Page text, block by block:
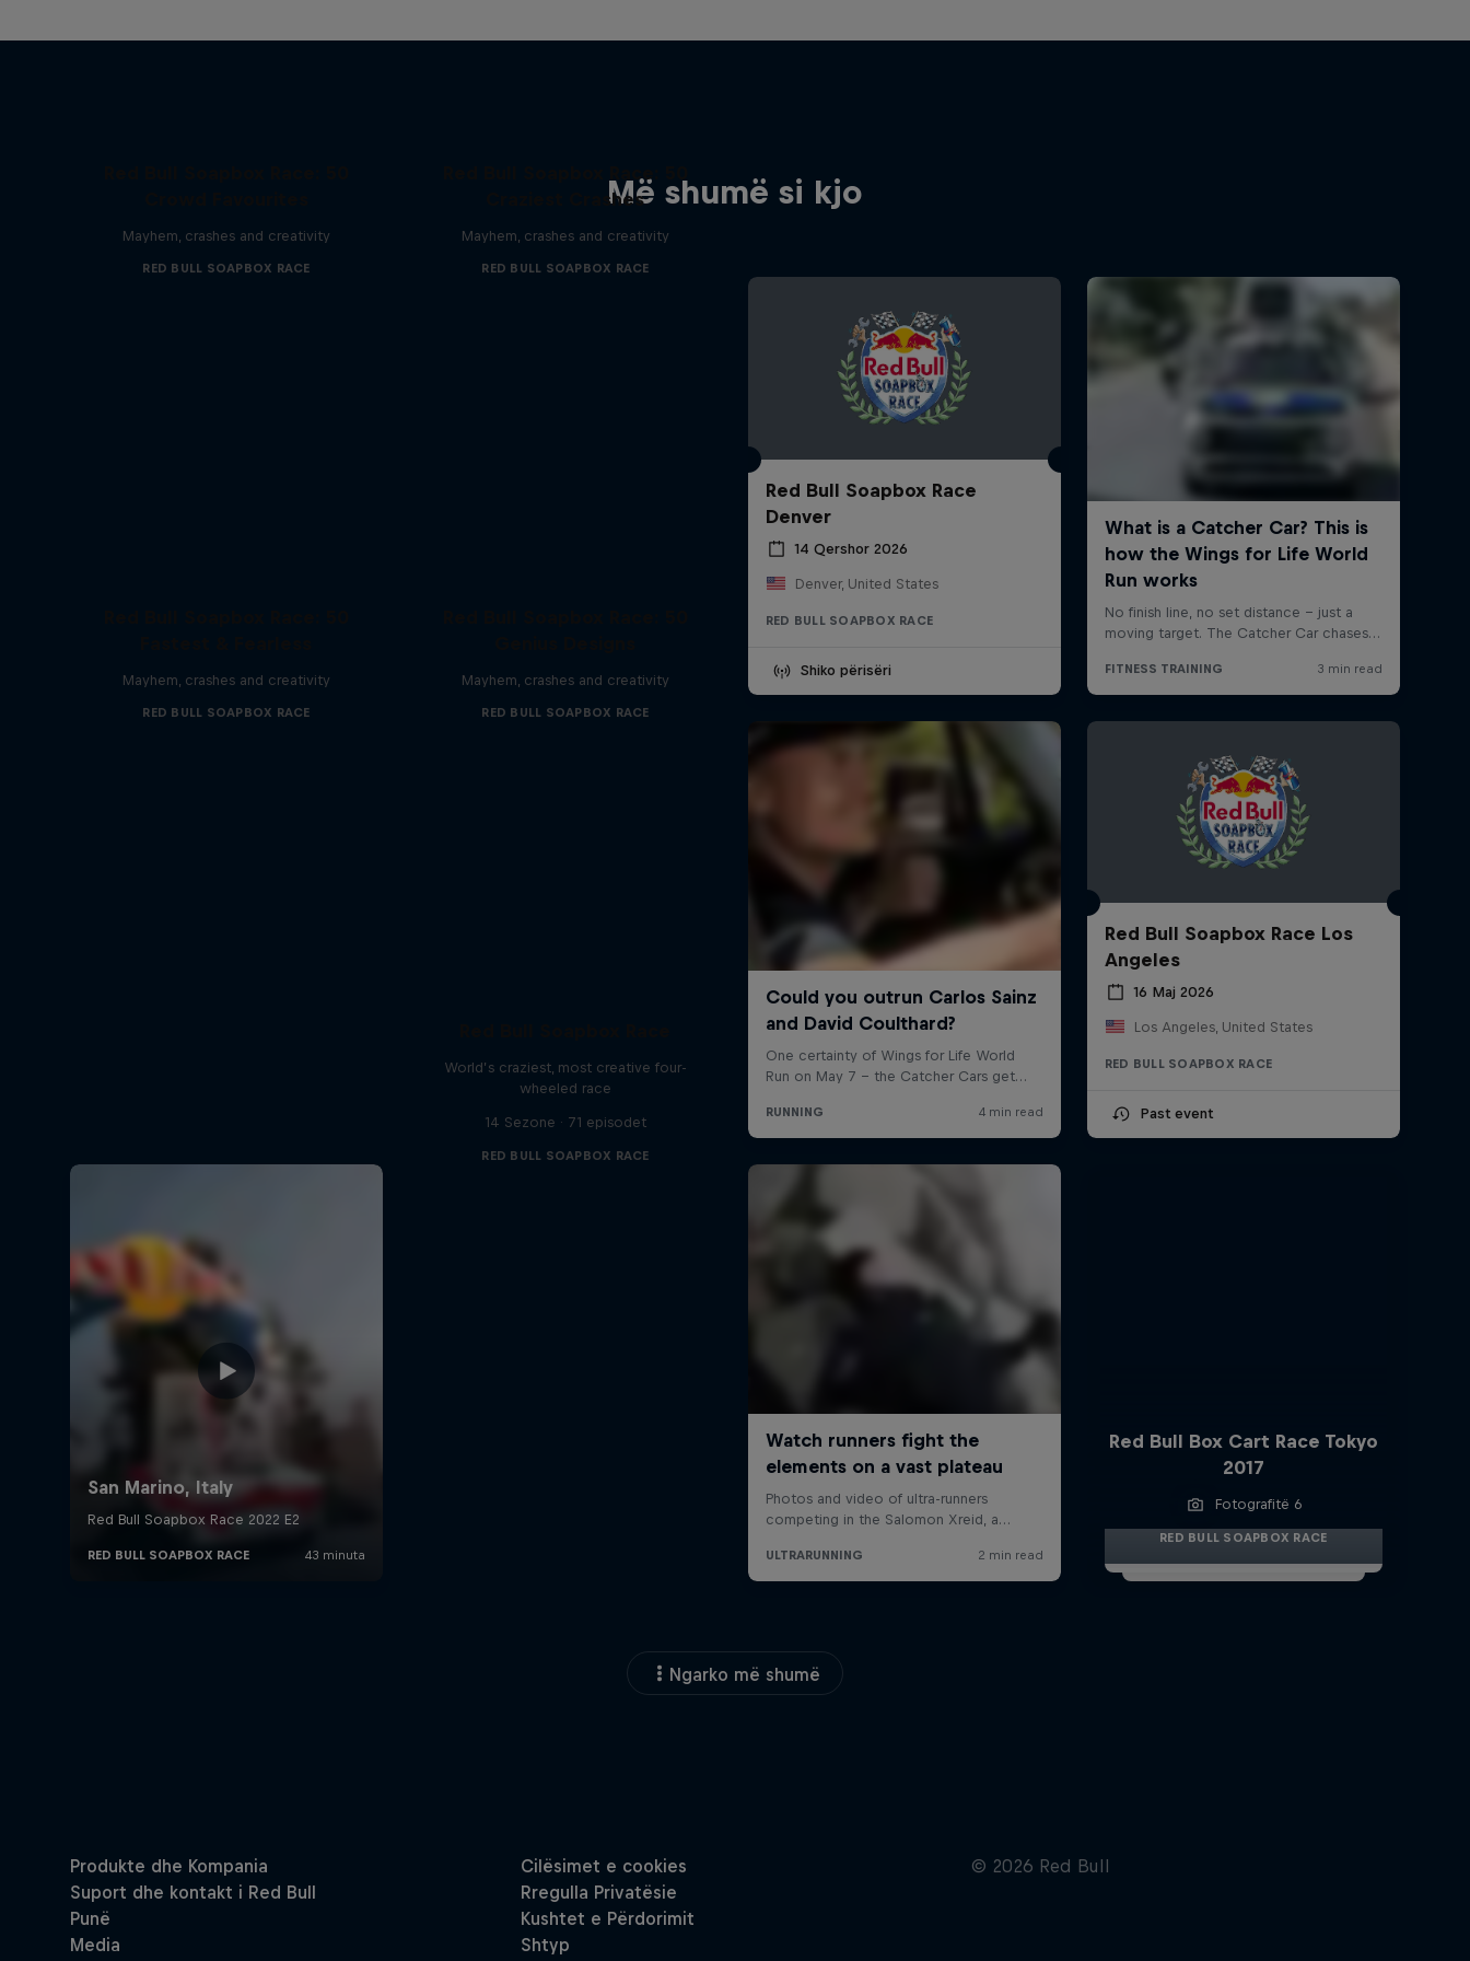
Më shumë si kjo
Mayhem, crashes and creativity
RED BULL SOAPBOX RACE
Red Bull Soapbox Race: 50
Craziest Crashes
Mayhem, crashes and creativity
RED BULL SOAPBOX RACE
Red Bull Soapbox Race
Denver
14 Qershor 2026
Denver, United States
RED BULL SOAPBOX RACE
Shiko përisëri
Mayhem, crashes and creativity
RED BULL SOAPBOX RACE
Mayhem, crashes and creativity
RED BULL SOAPBOX RACE
Red Bull Soapbox Race Los
Angeles
16 Maj 2026
Los Angeles, United States
RED BULL SOAPBOX RACE
Past event
World’s craziest, most creative four-
wheeled race
14 Sezone · 71 episodet
RED BULL SOAPBOX RACE
Red Bull Box Cart Race Tokyo
2017
Fotografitë 6
RED BULL SOAPBOX RACE
Ngarko më shumë